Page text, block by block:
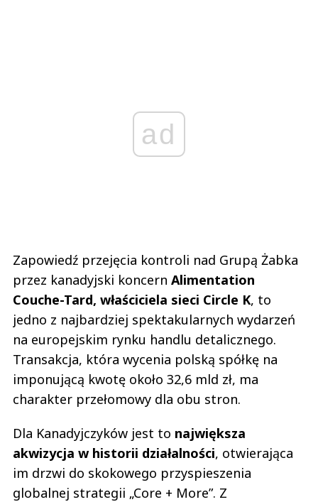
ad
Zapowiedź przejęcia kontroli nad Grupą Żabka
przez kanadyjski koncern Alimentation
Couche-Tard, właściciela sieci Circle K, to
jedno z najbardziej spektakularnych wydarzeń
na europejskim rynku handlu detalicznego.
Transakcja, która wycenia polską spółkę na
imponującą kwotę około 32,6 mld zł, ma
charakter przełomowy dla obu stron.
Dla Kanadyjczyków jest to największa
akwizycja w historii działalności, otwierająca
im drzwi do skokowego przyspieszenia
globalnej strategii „Core + More”. Z